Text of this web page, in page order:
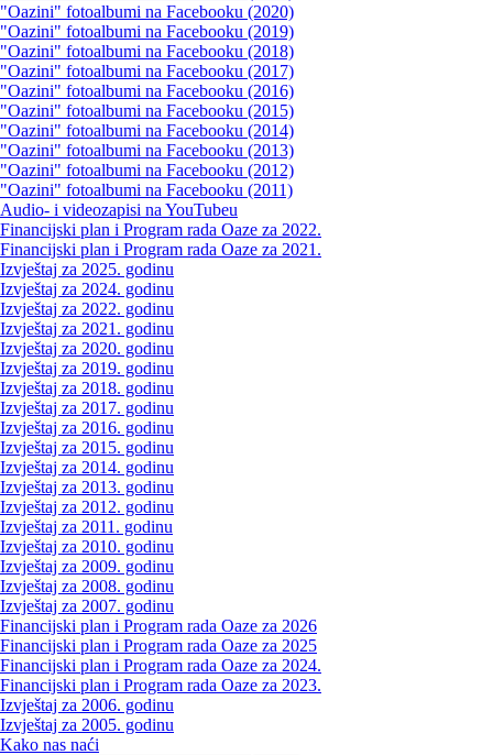
"Oazini" fotoalbumi na Facebooku (2020)
"Oazini" fotoalbumi na Facebooku (2019)
"Oazini" fotoalbumi na Facebooku (2018)
"Oazini" fotoalbumi na Facebooku (2017)
"Oazini" fotoalbumi na Facebooku (2016)
"Oazini" fotoalbumi na Facebooku (2015)
"Oazini" fotoalbumi na Facebooku (2014)
"Oazini" fotoalbumi na Facebooku (2013)
"Oazini" fotoalbumi na Facebooku (2012)
"Oazini" fotoalbumi na Facebooku (2011)
Audio- i videozapisi na YouTubeu
Financijski plan i Program rada Oaze za 2022.
Financijski plan i Program rada Oaze za 2021.
Izvještaj za 2025. godinu
Izvještaj za 2024. godinu
Izvještaj za 2022. godinu
Izvještaj za 2021. godinu
Izvještaj za 2020. godinu
Izvještaj za 2019. godinu
Izvještaj za 2018. godinu
Izvještaj za 2017. godinu
Izvještaj za 2016. godinu
Izvještaj za 2015. godinu
Izvještaj za 2014. godinu
Izvještaj za 2013. godinu
Izvještaj za 2012. godinu
Izvještaj za 2011. godinu
Izvještaj za 2010. godinu
Izvještaj za 2009. godinu
Izvještaj za 2008. godinu
Izvještaj za 2007. godinu
Financijski plan i Program rada Oaze za 2026
Financijski plan i Program rada Oaze za 2025
Financijski plan i Program rada Oaze za 2024.
Financijski plan i Program rada Oaze za 2023.
Izvještaj za 2006. godinu
Izvještaj za 2005. godinu
Kako nas naći